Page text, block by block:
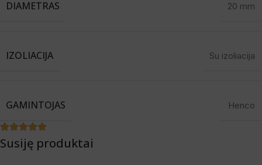
DIAMETRAS 20 mm
IZOLIACIJA Su izoliacija
GAMINTOJAS Henco
Susiję produktai